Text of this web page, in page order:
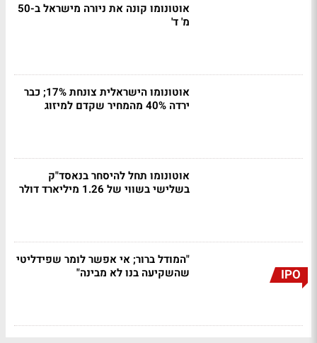
אוטונומו קונה את ניורה מישראל ב-50
מ' ד'
אוטונומו הישראלית צונחת 17%; כבר
ירדה 40% מהמחיר שקדם למיזוג
אוטונומו תחל להיסחר בנאסד"ק
בשלישי בשווי של 1.26 מיליארד דולר
IPO
"המודל ברור; אי אפשר לומר שפידליטי
שהשקיעה בנו לא מבינה"